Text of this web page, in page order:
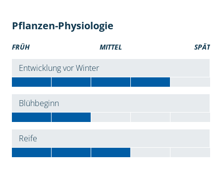
Pflanzen-Physiologie
FRÜH MITTEL SPÄT
Entwicklung vor Winter
Blühbeginn
Reife